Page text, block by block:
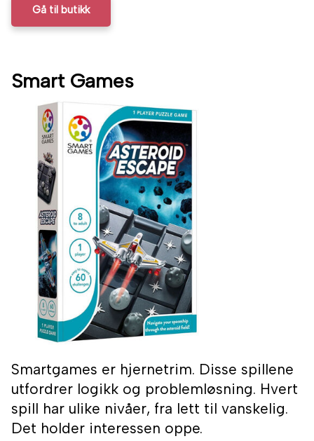
Gå til butikk
Smart Games
Smartgames er hjernetrim. Disse spillene
utfordrer logikk og problemløsning. Hvert
spill har ulike nivåer, fra lett til vanskelig.
Det holder interessen oppe.